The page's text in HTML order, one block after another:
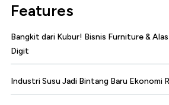
Features
Bangkit dari Kubur! Bisnis Furniture &
Digit
Industri Susu Jadi Bintang Baru Ekonomi